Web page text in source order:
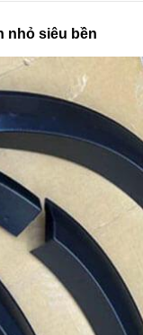
nhỏ siêu bền